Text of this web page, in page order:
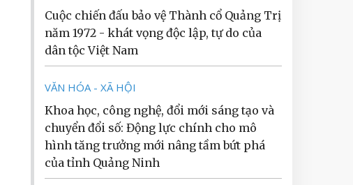
Cuộc chiến đấu bảo vệ Thành cổ Quảng Trị
năm 1972 - khát vọng độc lập, tự do của
dân tộc Việt Nam
VĂN HÓA - XÃ HỘI
Khoa học, công nghệ, đổi mới sáng tạo và
chuyển đổi số: Động lực chính cho mô
hình tăng trưởng mới nâng tầm bứt phá
của tỉnh Quảng Ninh